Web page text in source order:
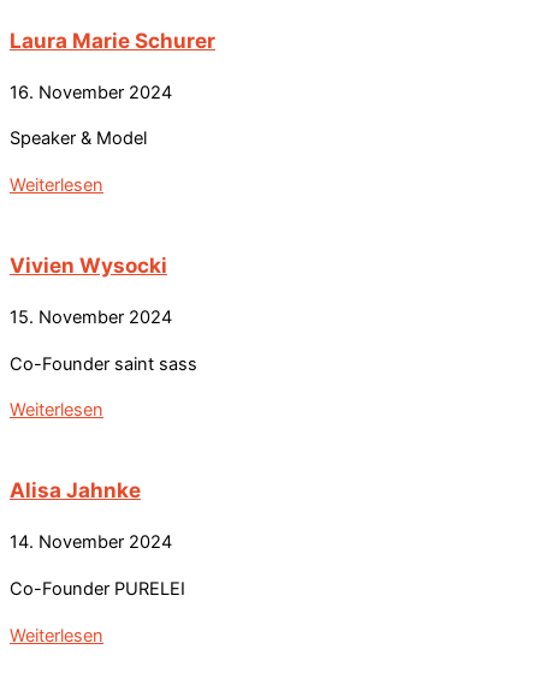
Laura Marie Schurer
16. November 2024
Speaker & Model
Weiterlesen
Vivien Wysocki
15. November 2024
Co-Founder saint sass
Weiterlesen
Alisa Jahnke
14. November 2024
Co-Founder PURELEI
Weiterlesen